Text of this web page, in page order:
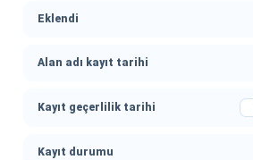
Eklendi
Alan adı kayıt tarihi
Kayıt geçerlilik tarihi
Kayıt durumu